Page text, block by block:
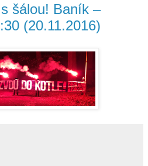
šálou! Baník –
(20.11.2016)